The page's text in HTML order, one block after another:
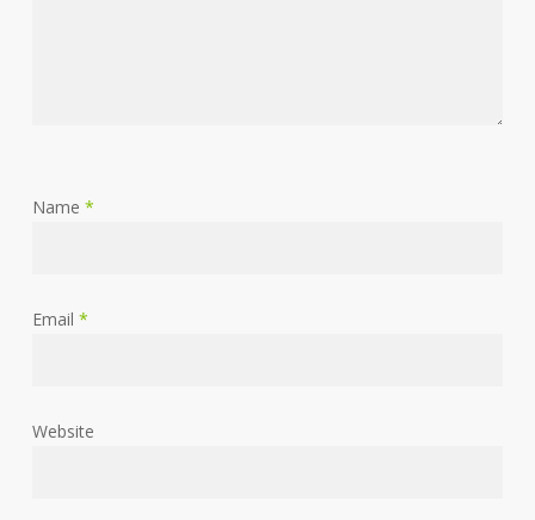
Name *
Email *
Website